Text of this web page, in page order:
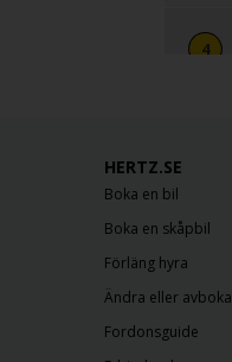
HERTZ.SE
Boka en bil
Boka en skåpbil
Förläng hyra
Ändra eller avboka
Fordonsguide